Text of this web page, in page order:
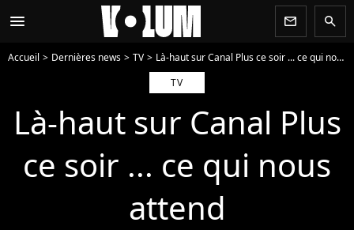
menu newsletter search
Accueil Dernières news TV
Là-haut sur Canal Plus ce soir ... ce qui nous attend
TV
Là-haut sur Canal Plus
ce soir ... ce qui nous
attend